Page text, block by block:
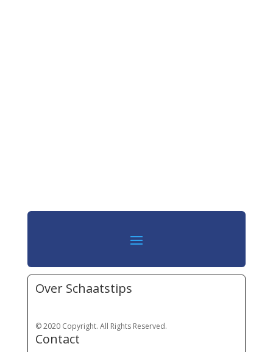
Over Schaatstips
© 2020 Copyright. All Rights Reserved.
Contact